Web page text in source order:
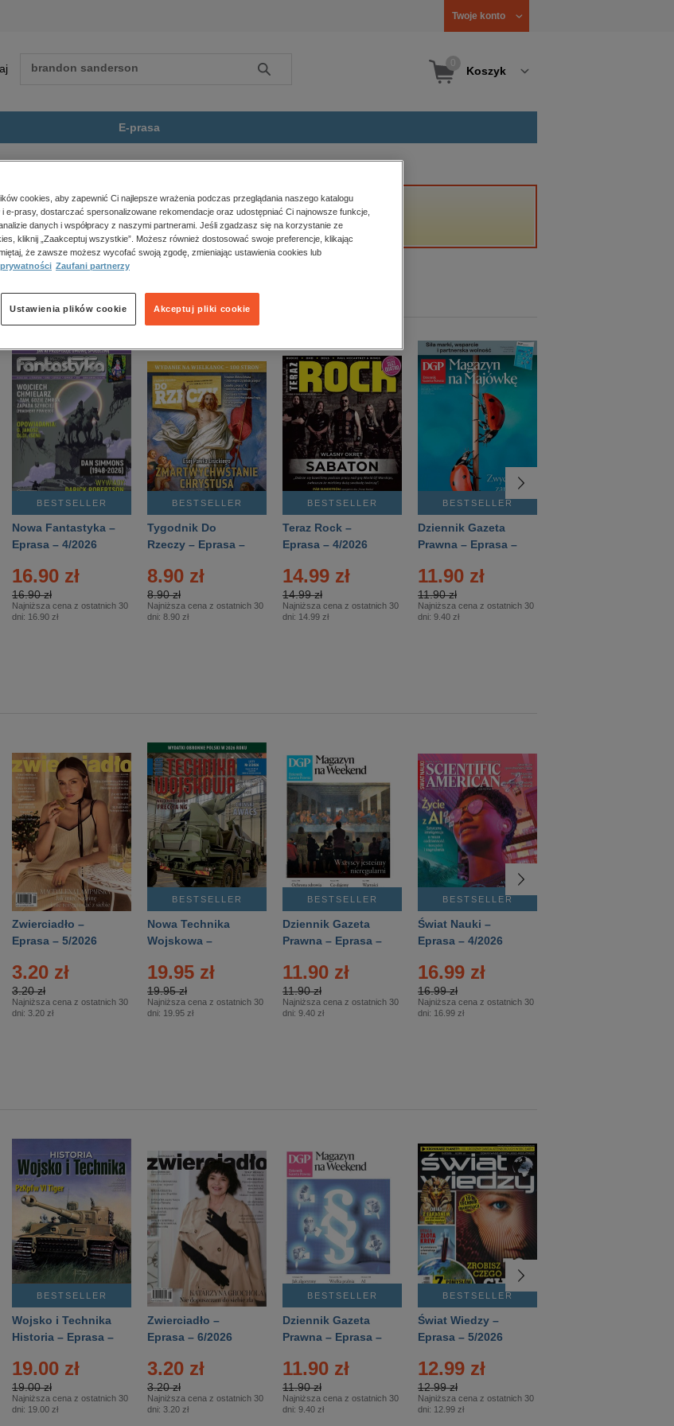
Twoje konto
Szukaj Koszyk
E-prasa
społeczno-informacyjne
naukowe
biografie
w Ameryce” nie jest dostępny.
BESTSELLER
Nowa Fantastyka –
Eprasa – 4/2026
16.90 zł
16.90 zł
Najniższa cena z ostatnich 30
dni: 16.90 zł
BESTSELLER
Tygodnik Do
Rzeczy – Eprasa –
8.90 zł
8.90 zł
Najniższa cena z ostatnich 30
dni: 8.90 zł
BESTSELLER
Teraz Rock –
Eprasa – 4/2026
14.99 zł
14.99 zł
Najniższa cena z ostatnich 30
dni: 14.99 zł
BESTSELLER
Dziennik Gazeta
Prawna – Eprasa –
11.90 zł
11.90 zł
Najniższa cena z ostatnich 30
dni: 9.40 zł
Zwierciadło –
Eprasa – 5/2026
3.20 zł
3.20 zł
Najniższa cena z ostatnich 30
dni: 3.20 zł
BESTSELLER
Nowa Technika
Wojskowa –
19.95 zł
19.95 zł
Najniższa cena z ostatnich 30
dni: 19.95 zł
BESTSELLER
Dziennik Gazeta
Prawna – Eprasa –
11.90 zł
11.90 zł
Najniższa cena z ostatnich 30
dni: 9.40 zł
BESTSELLER
Świat Nauki –
Eprasa – 4/2026
16.99 zł
16.99 zł
Najniższa cena z ostatnich 30
dni: 16.99 zł
BESTSELLER
Wojsko i Technika
Historia – Eprasa –
19.00 zł
19.00 zł
Najniższa cena z ostatnich 30
dni: 19.00 zł
Zwierciadło –
Eprasa – 6/2026
3.20 zł
3.20 zł
Najniższa cena z ostatnich 30
dni: 3.20 zł
BESTSELLER
Dziennik Gazeta
Prawna – Eprasa –
11.90 zł
11.90 zł
Najniższa cena z ostatnich 30
dni: 9.40 zł
BESTSELLER
Świat Wiedzy –
Eprasa – 5/2026
12.99 zł
12.99 zł
Najniższa cena z ostatnich 30
dni: 12.99 zł
cookies, aby zapewnić Ci najlepsze wrażenia podczas przeglądania naszego katalogu
e-prasy, dostarczać spersonalizowane rekomendacje oraz udostępniać Ci najnowsze funkcje,
danych i współpracy z naszymi partnerami. Jeśli zgadzasz się na korzystanie ze
kliknij „Zaakceptuj wszystkie”. Możesz również dostosować swoje preferencje, klikając
że zawsze możesz wycofać swoją zgodę, zmieniając ustawienia cookies lub
Zaufani partnerzy
Akceptuj pliki cookie
Ustawienia plików cookie